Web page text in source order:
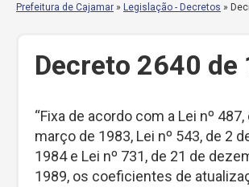
Prefeitura de Cajamar » Legislação - Decretos »
Decreto 2640 de
“Fixa de acordo com a Lei nº 487,
março de 1983, Lei nº 543, de 2
1984 e Lei nº 731, de 21 de
1989, os coeficientes de